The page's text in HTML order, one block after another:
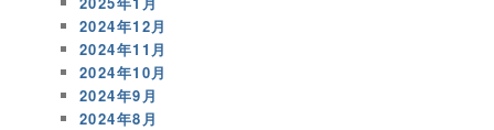
2024年12月
2024年11月
2024年10月
2024年9月
2024年8月